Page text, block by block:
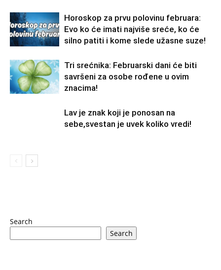
Horoskop za prvu polovinu februara:
Evo ko će imati najviše sreće, ko će
silno patiti i kome slede užasne suze!
Tri srećnika: Februarski dani će biti
savršeni za osobe rođene u ovim
znacima!
Lav je znak koji je ponosan na
sebe,svestan je uvek koliko vredi!
Search
Search